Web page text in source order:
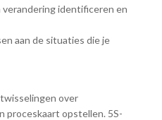
identificeren en
aan de situaties die je
over
proceskaart opstellen. 5S-